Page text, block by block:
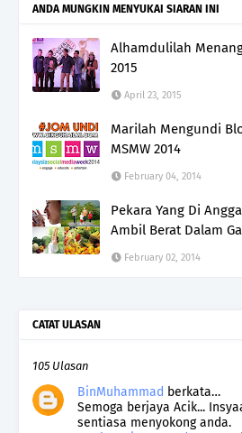
ANDA MUNGKIN MENYUKAI SIARAN INI
Alhamdulilah
2015
April 23, 2015
Marilah Mengundi
MSMW 2014
February 04, 2014
Pekara Yang Di
Ambil Berat Dalam
February 02, 2014
CATAT ULASAN
105 Ulasan
BinMuhammad berkata…
Semoga berjaya Acik...
sentiasa menyokong anda.